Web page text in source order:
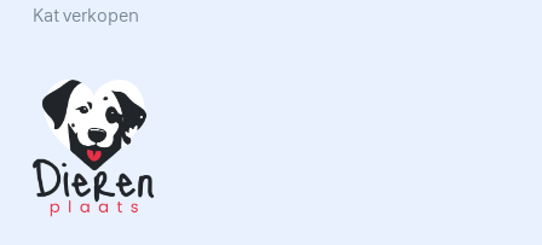
Kat verkopen